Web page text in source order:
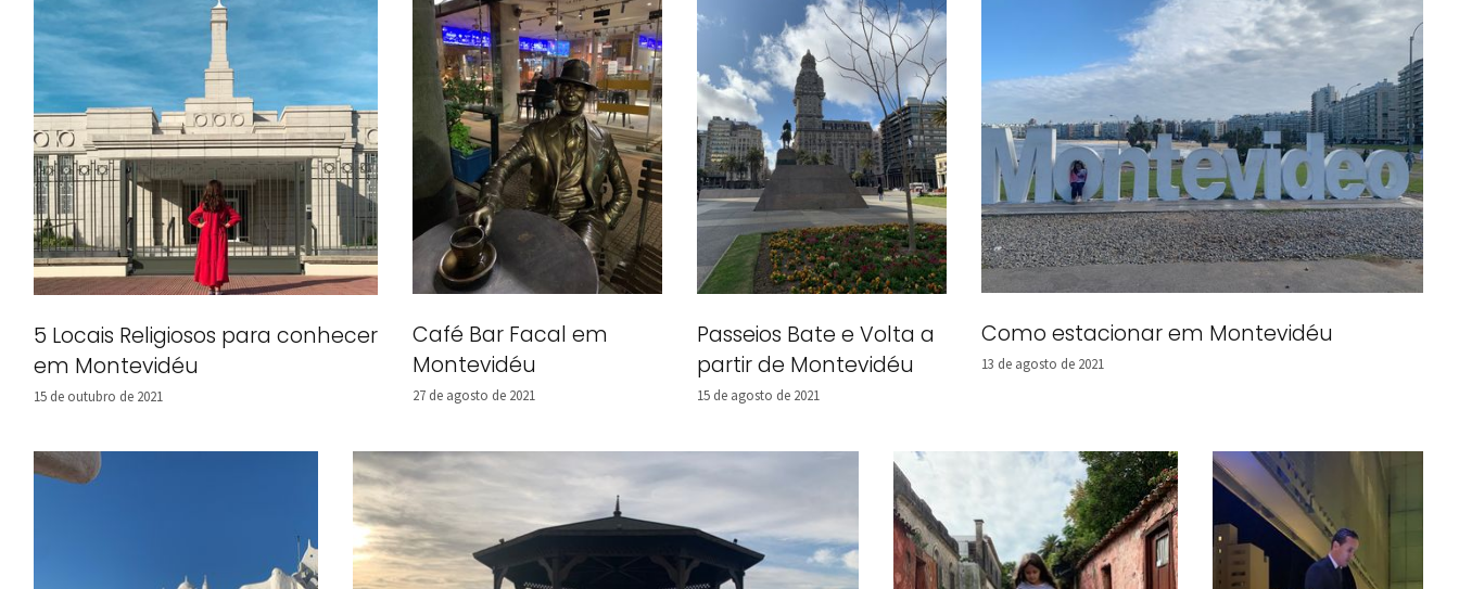
5 Locais Religiosos para conhecer
em Montevidéu
15 de outubro de 2021
Café Bar Facal em
Montevidéu
27 de agosto de 2021
Passeios Bate e Volta a
partir de Montevidéu
15 de agosto de 2021
Como estacionar em Montevidéu
13 de agosto de 2021